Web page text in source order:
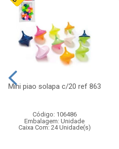
Mini piao solapa c/20 ref 863
Código: 106486
Embalagem: Unidade
Caixa Com: 24 Unidade(s)